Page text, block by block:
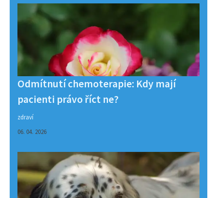
Odmítnutí chemoterapie: Kdy mají
pacienti právo říct ne?
zdraví
06. 04. 2026